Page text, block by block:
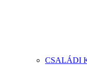
CSALÁDI